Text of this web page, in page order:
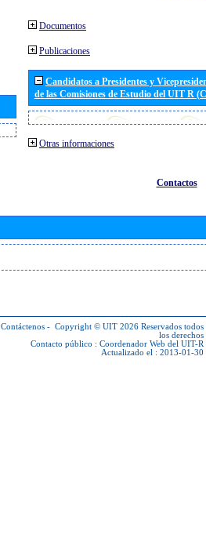
Documentos
Publicaciones
Candidatos a Presidentes y
de las Comisiones de Estudio del UIT R
Otras informaciones
Contactos
Contáctenos - Copyright © UIT 2026 Reservados todos
los derechos
Contacto público : Coordenador Web del UIT-R
Actualizado el : 2013-01-30